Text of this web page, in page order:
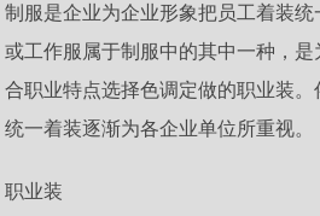
制服是企业为企业形象把员工着装
或工作服属于制服中的其中一种，
合职业特点选择色调定做的职业装。
统一着装逐渐为各企业单位所重视。
职业装